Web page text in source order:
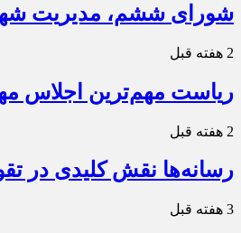
شورای ششم، مدیریت
2 هفته قبل
ریاست مهم‌ترین اجلاس
2 هفته قبل
رسانه‌ها نقش کلیدی در
3 هفته قبل